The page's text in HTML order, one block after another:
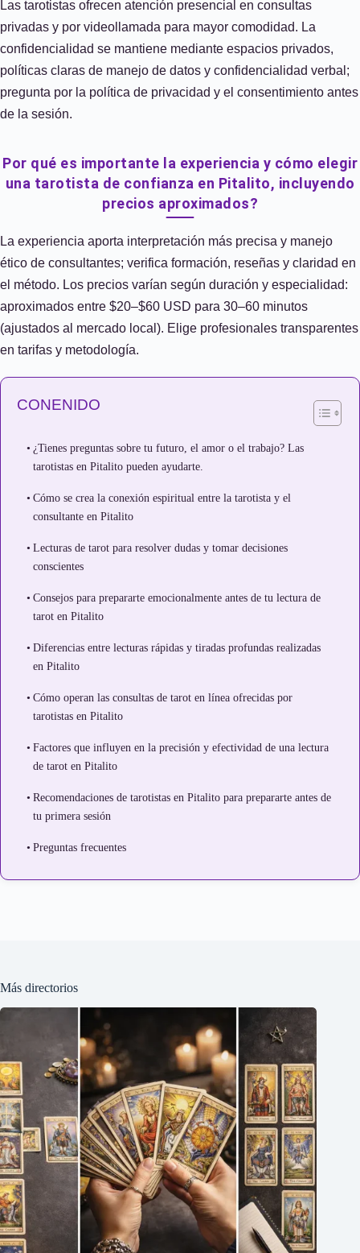
Las tarotistas ofrecen atención presencial en consultas
privadas y por videollamada para mayor comodidad. La
confidencialidad se mantiene mediante espacios privados,
políticas claras de manejo de datos y confidencialidad verbal;
pregunta por la política de privacidad y el consentimiento antes
de la sesión.
Por qué es importante la experiencia y cómo elegir
una tarotista de confianza en Pitalito, incluyendo
precios aproximados?
La experiencia aporta interpretación más precisa y manejo
ético de consultantes; verifica formación, reseñas y claridad en
el método. Los precios varían según duración y especialidad:
aproximados entre $20–$60 USD para 30–60 minutos
(ajustados al mercado local). Elige profesionales transparentes
en tarifas y metodología.
CONENIDO
¿Tienes preguntas sobre tu futuro, el amor o el trabajo? Las
tarotistas en Pitalito pueden ayudarte.
Cómo se crea la conexión espiritual entre la tarotista y el
consultante en Pitalito
Lecturas de tarot para resolver dudas y tomar decisiones
conscientes
Consejos para prepararte emocionalmente antes de tu lectura de
tarot en Pitalito
Diferencias entre lecturas rápidas y tiradas profundas realizadas
en Pitalito
Cómo operan las consultas de tarot en línea ofrecidas por
tarotistas en Pitalito
Factores que influyen en la precisión y efectividad de una lectura
de tarot en Pitalito
Recomendaciones de tarotistas en Pitalito para prepararte antes de
tu primera sesión
Preguntas frecuentes
Más directorios